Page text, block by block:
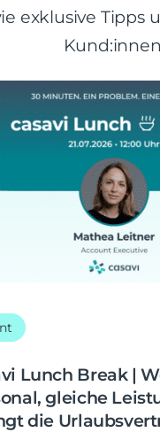
exklusive Tipps
Lunch Break |
gleiche
die